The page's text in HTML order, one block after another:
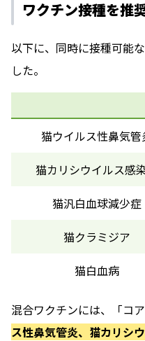
ワクチン接種を推
以下に、同時に接種可能
した。
猫ウイルス性鼻気管
猫カリシウイルス感
猫汎白血球減少症
猫クラミジア
猫白血病
混合ワクチンには、「コ
ス性鼻気管炎、猫カリシ